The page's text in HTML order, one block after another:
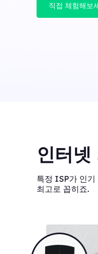
직접 체험해보
인터
특정 ISP가 인
최고로 꼽히죠.